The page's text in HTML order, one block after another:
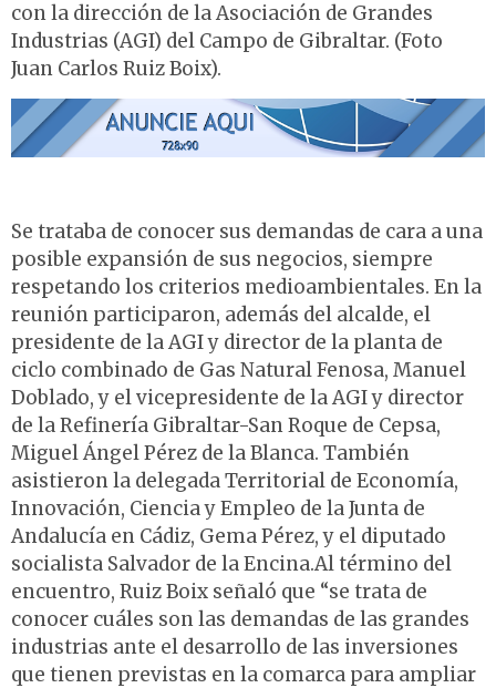
con la dirección de la Asociación de Grandes
Industrias (AGI) del Campo de Gibraltar. (Foto
Juan Carlos Ruiz Boix).
Se trataba de conocer sus demandas de cara a una
posible expansión de sus negocios, siempre
respetando los criterios medioambientales. En la
reunión participaron, además del alcalde, el
presidente de la AGI y director de la planta de
ciclo combinado de Gas Natural Fenosa, Manuel
Doblado, y el vicepresidente de la AGI y director
de la Refinería Gibraltar-San Roque de Cepsa,
Miguel Ángel Pérez de la Blanca. También
asistieron la delegada Territorial de Economía,
Innovación, Ciencia y Empleo de la Junta de
Andalucía en Cádiz, Gema Pérez, y el diputado
socialista Salvador de la Encina.Al término del
encuentro, Ruiz Boix señaló que “se trata de
conocer cuáles son las demandas de las grandes
industrias ante el desarrollo de las inversiones
que tienen previstas en la comarca para ampliar